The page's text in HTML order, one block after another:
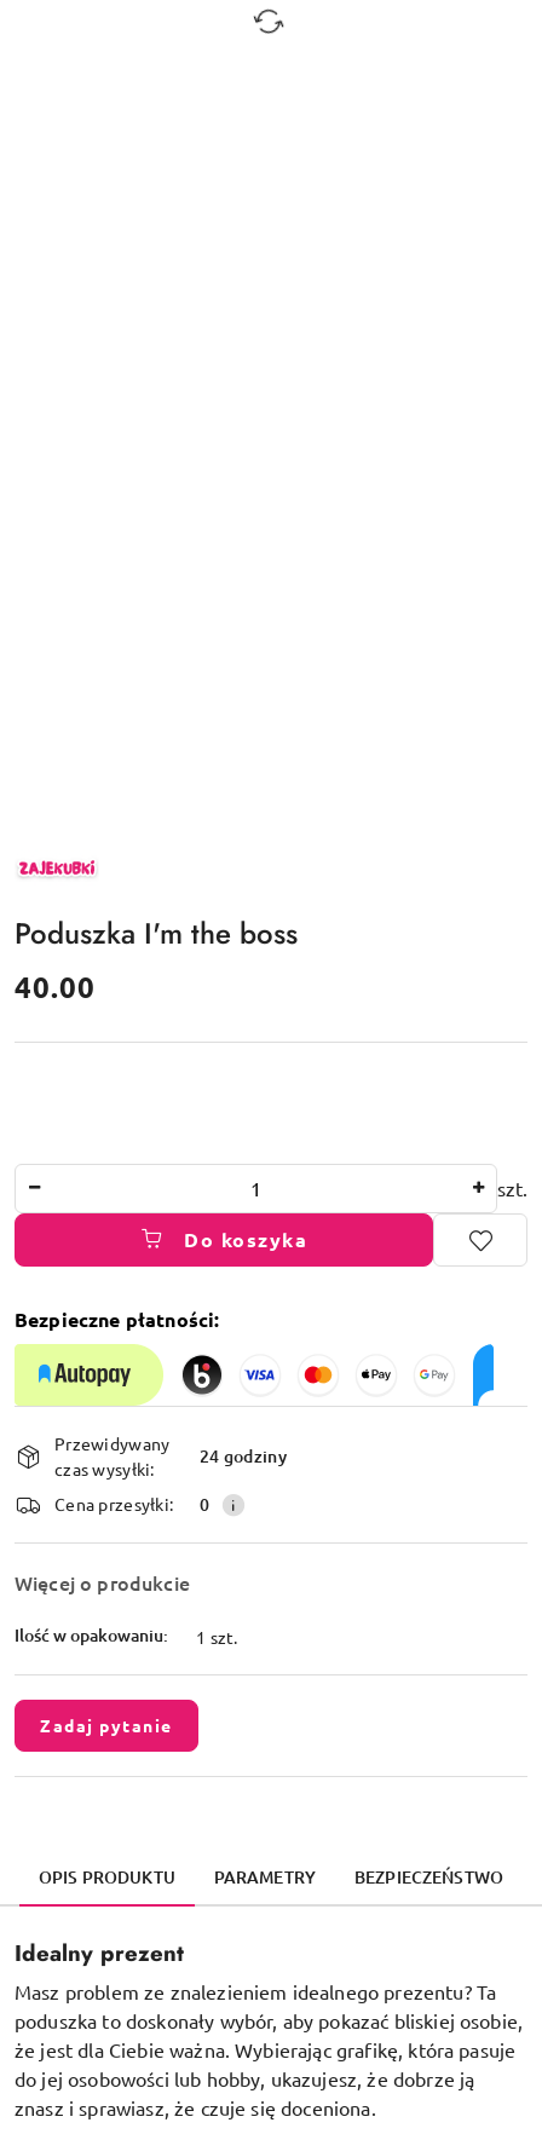
ZAJEKUBKI
Poduszka I'm the boss
cena:
40.00
szt.
Do koszyka
Bezpieczne płatności:
Dostępność
i
dostawa
Przewidywany
czas wysyłki:
24 godziny
Cena przesyłki: 0
Więcej o produkcie
Ilość w opakowaniu: 1 szt.
Zadaj pytanie
OPIS PRODUKTU PARAMETRY BEZPIECZEŃSTWO
Idealny prezent
Masz problem ze znalezieniem idealnego prezentu? Ta
poduszka to doskonały wybór, aby pokazać bliskiej osobie,
że jest dla Ciebie ważna. Wybierając grafikę, która pasuje
do jej osobowości lub hobby, ukazujesz, że dobrze ją
znasz i sprawiasz, że czuje się doceniona.